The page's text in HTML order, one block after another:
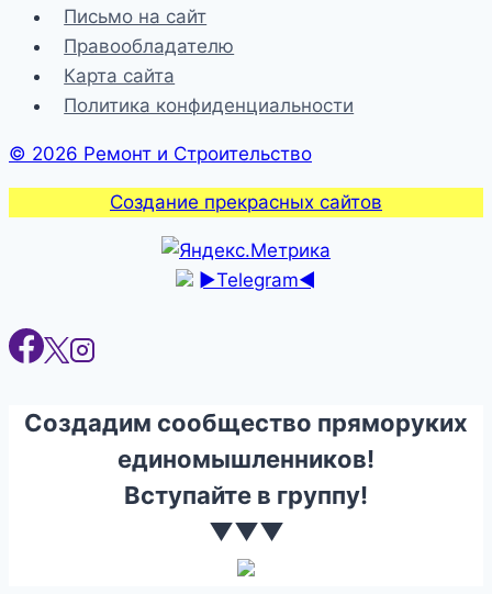
Письмо на сайт
Правообладателю
Карта сайта
Политика конфиденциальности
© 2026 Ремонт и Строительство
Создание прекрасных сайтов
►Telegram◄
Создадим сообщество пряморуких
единомышленников!
Вступайте в группу!
▼▼▼